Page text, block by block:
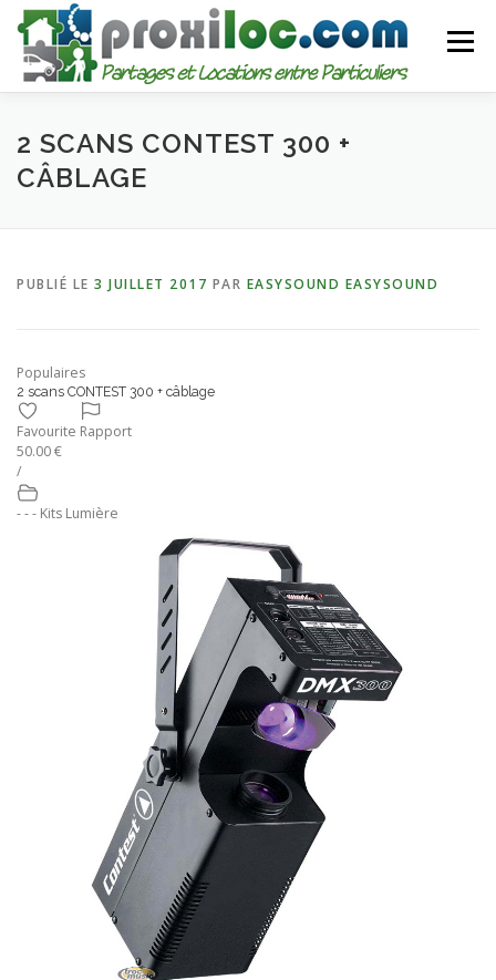
Aller
contenu
Menu
CATEGORIES AJOUTER UNE ANNONCE
2 SCANS CONTEST 300 +
CÂBLAGE
PUBLIÉ LE 3 JUILLET 2017 PAR EASYSOUND EASYSOUND
Populaires
2 scans CONTEST 300 + câblage
Favourite Rapport
50.00 €
/
- - - Kits Lumière